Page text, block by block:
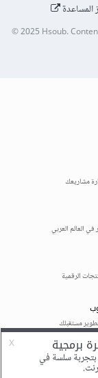
المساعدة
© 2025Hsoub.